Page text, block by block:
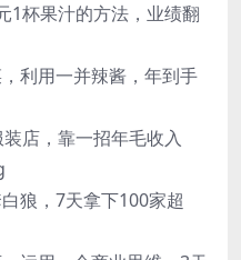
1杯果汁的方法，业绩翻
利用一并辣酱，年到手
店，靠一招年毛收入
狼，7天拿下100家超